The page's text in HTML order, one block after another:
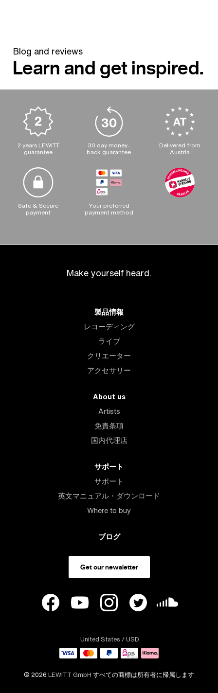
Blog and reviews
Learn and get inspired.
2 years LEWITT
guarantee
30 day money-
back guarantee
Delivered from
Austria
Safe & Secure
payment
Your preferred
payment method
Make yourself heard.
製品情報
レコーディング
ライブ
クリエーター
アクセサリー
About us
Artists
免責条項
国内代理店
サポート
サポート
英文マニュアル・ダウンロード
Where to buy
ブログ
Get our newsletter
United States / USD
© 2026 LEWITT GmbH すべての商標は所有者に帰属します